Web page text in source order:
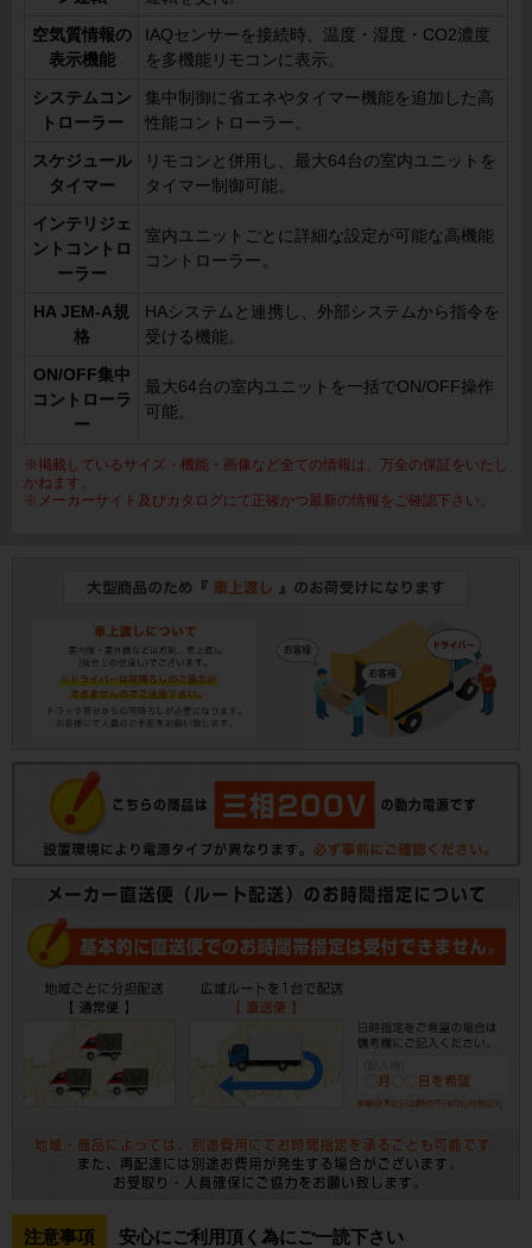
空気質情報の
表示機能
IAQセンサーを接続時、温度・湿度・CO2濃度
を多機能リモコンに表示。
システムコン
トローラー
集中制御に省エネやタイマー機能を追加した高
性能コントローラー。
スケジュール
タイマー
リモコンと併用し、最大64台の室内ユニットを
タイマー制御可能。
インテリジェ
ントコントロ
ーラー
室内ユニットごとに詳細な設定が可能な高機能
コントローラー。
HA JEM-A規
格
HAシステムと連携し、外部システムから指令を
受ける機能。
ON/OFF集中
コントローラ
ー
最大64台の室内ユニットを一括でON/OFF操作
可能。
※掲載しているサイズ・機能・画像など全ての情報は、万全の保証をいたし
かねます。
※メーカーサイト及びカタログにて正確かつ最新の情報をご確認下さい。
注意事項 安心にご利用頂く為にご一読下さい